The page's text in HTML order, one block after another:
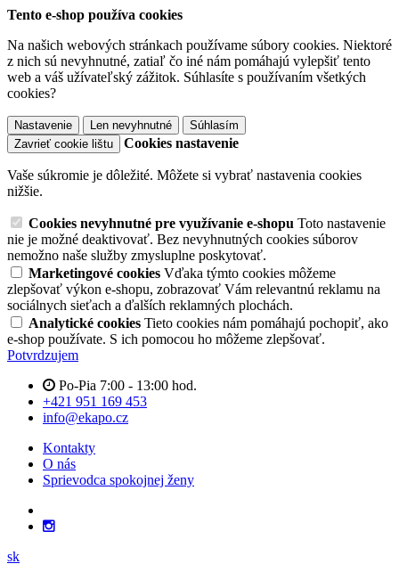
Tento e-shop používa cookies
Na našich webových stránkach používame súbory cookies. Niektoré
z nich sú nevyhnutné, zatiaľ čo iné nám pomáhajú vylepšiť tento
web a váš užívateľský zážitok. Súhlasíte s používaním všetkých
cookies?
Nastavenie Len nevyhnutné
Súhlasím
Zavrieť cookie lištu
Cookies nastavenie
Vaše súkromie je dôležité. Môžete si vybrať nastavenia cookies
nižšie.
Cookies nevyhnutné pre využívanie e-shopu Toto nastavenie
nie je možné deaktivovať. Bez nevyhnutných cookies súborov
nemožno naše služby zmysluplne poskytovať.
Marketingové cookies Vďaka týmto cookies môžeme
zlepšovať výkon e-shopu, zobrazovať Vám relevantnú reklamu na
sociálnych sieťach a ďalších reklamných plochách.
Analytické cookies Tieto cookies nám pomáhajú pochopiť, ako
e-shop používate. S ich pomocou ho môžeme zlepšovať.
Potvrdzujem
Po-Pia 7:00 - 13:00 hod.
+421 951 169 453
info@ekapo.cz
Kontakty
O nás
Sprievodca spokojnej ženy
sk